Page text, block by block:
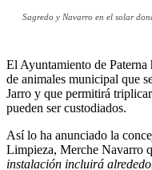
Sagredo y Navarro en el solar
El Ayuntamiento de
de animales municipal que
Jarro y que permitirá
pueden ser custodiados.
Así lo ha anunciado la
Limpieza, Merche Navarro
instalación incluirá